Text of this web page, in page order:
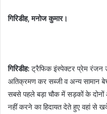
गिरिडीह, मनोज कुमार।
गिरिडीह:ट्रैफिक इंस्पेक्टर प्रेम रंजन
अतिक्रमण कर सब्जी व अन्य सामान
सबसे पहले बड़ा चौक में सड़कों के
नहीं करने का हिदायत देते हुए वहां से